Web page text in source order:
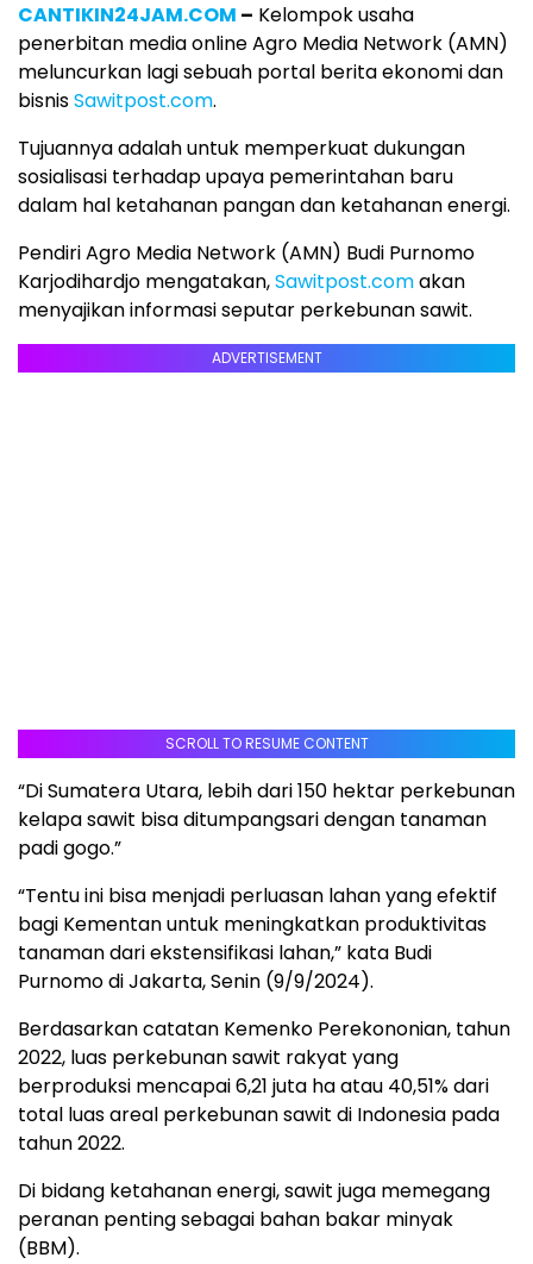
CANTIKIN24JAM.COM – Kelompok usaha
penerbitan media online Agro Media Network (AMN)
meluncurkan lagi sebuah portal berita ekonomi dan
bisnisSawitpost.com.
Tujuannya adalah untuk memperkuat dukungan
sosialisasi terhadap upaya pemerintahan baru
dalam hal ketahanan pangan dan ketahanan energi.
Pendiri Agro Media Network (AMN) Budi Purnomo
Karjodihardjo mengatakan,Sawitpost.comakan
menyajikan informasi seputar perkebunan sawit.
ADVERTISEMENT
SCROLL TO RESUME CONTENT
“Di Sumatera Utara, lebih dari 150 hektar perkebunan
kelapa sawit bisa ditumpangsari dengan tanaman
padi gogo.”
“Tentu ini bisa menjadi perluasan lahan yang efektif
bagi Kementan untuk meningkatkan produktivitas
tanaman dari ekstensifikasi lahan,” kata Budi
Purnomo di Jakarta, Senin (9/9/2024).
Berdasarkan catatan Kemenko Perekononian, tahun
2022, luas perkebunan sawit rakyat yang
berproduksi mencapai 6,21 juta ha atau 40,51% dari
total luas areal perkebunan sawit di Indonesia pada
tahun 2022.
Di bidang ketahanan energi, sawit juga memegang
peranan penting sebagai bahan bakar minyak
(BBM).